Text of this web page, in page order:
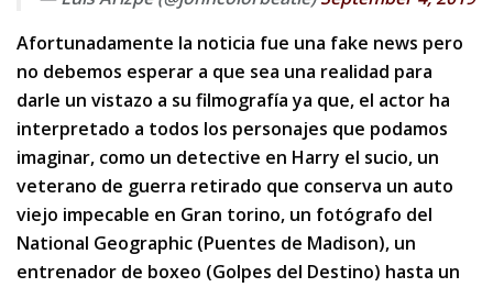
Afortunadamente la noticia fue una fake news pero
no debemos esperar a que sea una realidad para
darle un vistazo a su filmografía ya que, el actor ha
interpretado a todos los personajes que podamos
imaginar, como un detective en Harry el sucio, un
veterano de guerra retirado que conserva un auto
viejo impecable en Gran torino, un fotógrafo del
National Geographic (Puentes de Madison), un
entrenador de boxeo (Golpes del Destino) hasta un